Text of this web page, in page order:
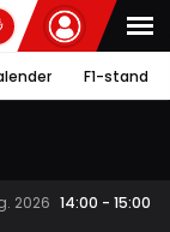
F1-stand
2026 14:00 - 15:00